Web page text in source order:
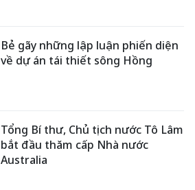
Bẻ gãy những lập luận phiến diện
về dự án tái thiết sông Hồng
Tổng Bí thư, Chủ tịch nước Tô Lâm
bắt đầu thăm cấp Nhà nước
Australia